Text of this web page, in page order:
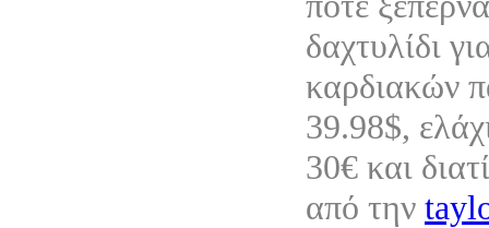
δαχτυλίδι
καρδιακών
39.98$,
30€ και
από την